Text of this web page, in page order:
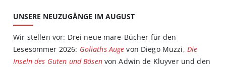
UNSERE NEUZUGÄNGE IM AUGUST
Wir stellen vor: Drei neue mare-Bücher für den
Lesesommer 2026: Goliaths Auge von Diego Muzzi, Die
Inseln des Guten und Bösenvon Adwin de Kluyver und den